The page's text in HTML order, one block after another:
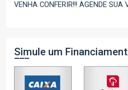
VENHA CONFERIR!!! AGENDE SUA
Simule um